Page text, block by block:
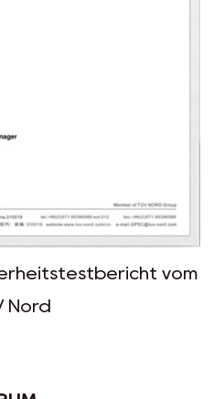
FDA-Bericht von